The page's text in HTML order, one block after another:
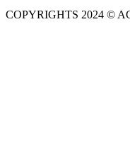
COPYRIGHTS 2024 ©